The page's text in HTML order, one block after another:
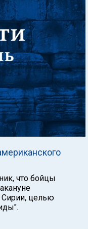
что бойцы
Сирии, целью